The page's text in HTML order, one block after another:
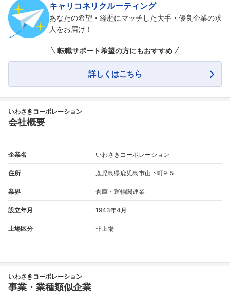
キャリコネリクルーティング
あなたの希望・経歴にマッチした大手・優良企業の求
人をお届け！
転職サポート希望の方にもおすすめ
詳しくはこちら
いわさきコーポレーション
会社概要
企業名 いわさきコーポレーション
住所 鹿児島県鹿児島市山下町9-5
業界 倉庫・運輸関連業
設立年月 1943年4月
上場区分 非上場
いわさきコーポレーション
事業・業種類似企業